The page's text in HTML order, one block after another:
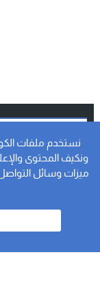
اشترك واحصل على
الخاص بك.
نستخدم ملفات
ونكيف المحتوى
ميزات وسائل التواصل